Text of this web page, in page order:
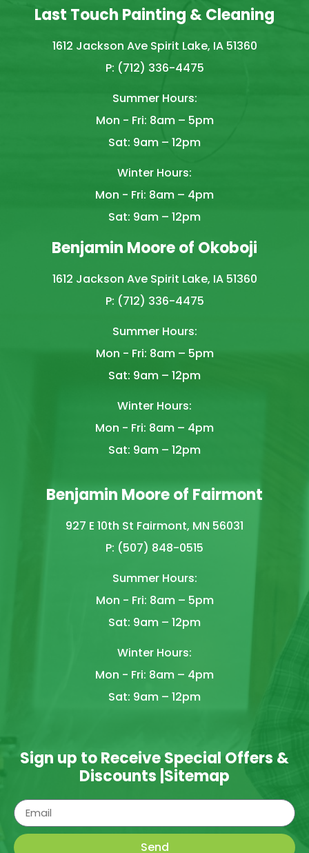
Last Touch Painting & Cleaning
1612 Jackson Ave Spirit Lake, IA 51360
P: (712) 336-4475
Summer Hours:
Mon - Fri: 8am – 5pm
Sat: 9am – 12pm
Winter Hours:
Mon - Fri: 8am – 4pm
Sat: 9am – 12pm
Benjamin Moore of Okoboji
1612 Jackson Ave Spirit Lake, IA 51360
P: (712) 336-4475
Summer Hours:
Mon - Fri: 8am – 5pm
Sat: 9am – 12pm
Winter Hours:
Mon - Fri: 8am – 4pm
Sat: 9am – 12pm
Benjamin Moore of Fairmont
927 E 10th St Fairmont, MN 56031
P: (507) 848-0515
Summer Hours:
Mon - Fri: 8am – 5pm
Sat: 9am – 12pm
Winter Hours:
Mon - Fri: 8am – 4pm
Sat: 9am – 12pm
Sign up to Receive Special Offers &
Discounts | Sitemap
Send